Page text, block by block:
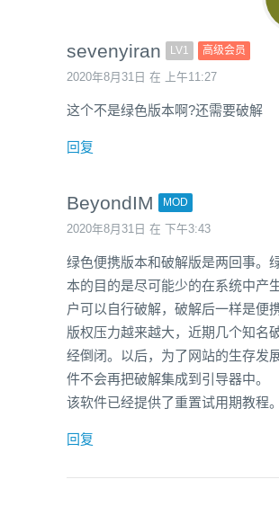
sevenyiran LV1 高级会员
2020年8月31日 在 上午11:27
这个不是绿色版本啊?还需要破解
回复
BeyondIM MOD
2020年8月31日 在 下午3:43
绿色便携版本和破解版是两回事。
本的目的是尽可能少的在系统中产
户可以自行破解，破解后一样是便
版权压力越来越大，近期几个知名
经倒闭。以后，为了网站的生存发
件不会再把破解集成到引导器中。
该软件已经提供了重置试用期教程。
回复